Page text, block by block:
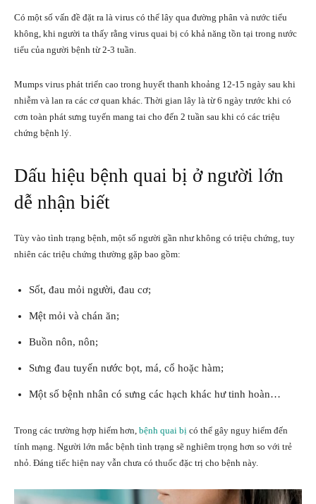
Có một số vấn đề đặt ra là virus có thể lây qua đường phân và nước tiểu
không, khi người ta thấy rằng virus quai bị có khả năng tồn tại trong nước
tiểu của người bệnh từ 2-3 tuần.
Mumps virus phát triển cao trong huyết thanh khoảng 12-15 ngày sau khi
nhiễm và lan ra các cơ quan khác. Thời gian lây là từ 6 ngày trước khi có
cơn toàn phát sưng tuyến mang tai cho đến 2 tuần sau khi có các triệu
chứng bệnh lý.
Dấu hiệu bệnh quai bị ở người lớn
dễ nhận biết
Tùy vào tình trạng bệnh, một số người gần như không có triệu chứng, tuy
nhiên các triệu chứng thường gặp bao gồm:
Sốt, đau mỏi người, đau cơ;
Mệt mỏi và chán ăn;
Buồn nôn, nôn;
Sưng đau tuyến nước bọt, má, cổ hoặc hàm;
Một số bệnh nhân có sưng các hạch khác hư tinh hoàn…
Trong các trường hợp hiếm hơn, bệnh quai bị có thể gây nguy hiểm đến
tính mạng. Người lớn mắc bệnh tình trạng sẽ nghiêm trọng hơn so với trẻ
nhỏ. Đáng tiếc hiện nay vẫn chưa có thuốc đặc trị cho bệnh này.